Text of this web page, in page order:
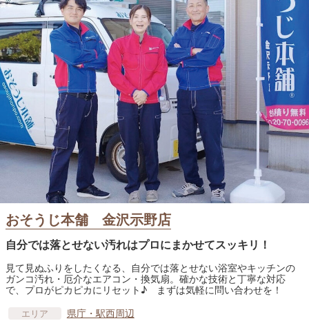
おそうじ本舗 金沢示野店
自分では落とせない汚れはプロにまかせてスッキリ！
見て見ぬふりをしたくなる、自分では落とせない浴室やキッチンの
ガンコ汚れ・厄介なエアコン・換気扇。確かな技術と丁寧な対応
で、プロがピカピカにリセット♪ まずは気軽に問い合わせを！
エリア 県庁・駅西周辺